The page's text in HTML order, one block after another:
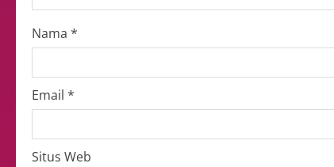
Nama *
Email *
Situs Web